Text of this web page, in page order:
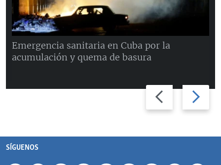
Previous
slide
Next
slide
Emergencia sanitaria en Cuba por la
acumulación y quema de basura
SÍGUENOS